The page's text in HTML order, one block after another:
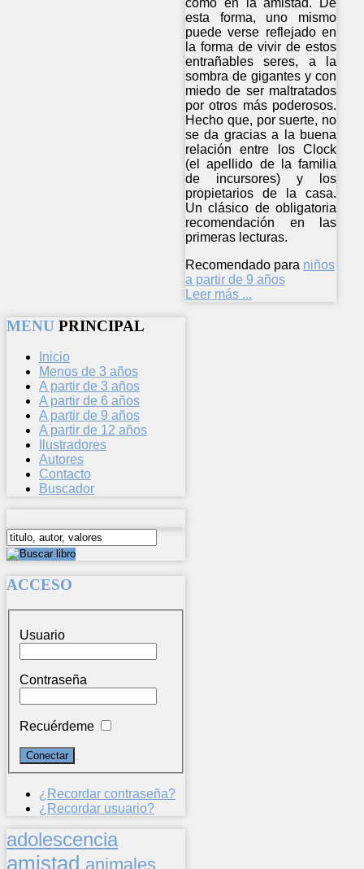
esta forma, uno mismo
puede verse reflejado en
la forma de vivir de estos
entrañables seres, a la
sombra de gigantes y con
miedo de ser maltratados
por otros más poderosos.
Hecho que, por suerte, no
se da gracias a la buena
relación entre los Clock
(el apellido de la familia
de incursores) y los
propietarios de la casa.
Un clásico de obligatoria
recomendación en las
primeras lecturas.
Recomendado para niños
a partir de 9 años
Leer más ...
MENU PRINCIPAL
Inicio
Menos de 3 años
A partir de 3 años
A partir de 6 años
A partir de 9 años
A partir de 12 años
Ilustradores
Autores
Contacto
Buscador
ACCESO
Usuario
Contraseña
Recuérdeme
¿Recordar contraseña?
¿Recordar usuario?
adolescencia
amistad animales